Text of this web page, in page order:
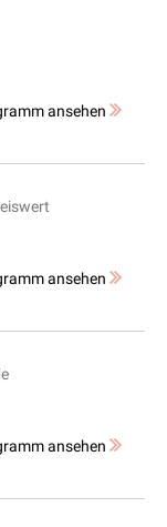
ansehen
ansehen
ansehen